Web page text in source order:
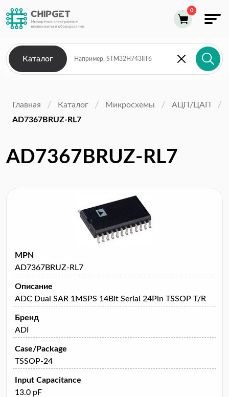
Каталог
Главная Каталог Микросхемы
АЦП/ЦАП
AD7367BRUZ-RL7
AD7367BRUZ-RL7
MPN
AD7367BRUZ-RL7
Описание
ADC Dual SAR 1MSPS 14Bit Serial 24Pin TSSOP T/R
Бренд
ADI
Case/Package
TSSOP-24
Input Capacitance
13.0 pF